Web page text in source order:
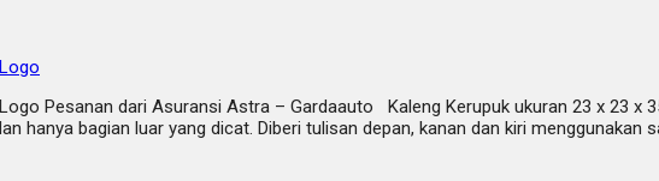
Pesanan dari Asuransi Astra – Gardaauto Kaleng Kerupuk ukuran 23 x 23 x
hanya bagian luar yang dicat. Diberi tulisan depan, kanan dan kiri menggunakan